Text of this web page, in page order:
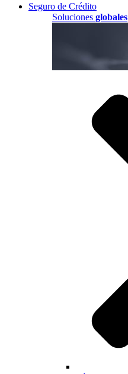
Seguro de Crédito
Soluciones globales